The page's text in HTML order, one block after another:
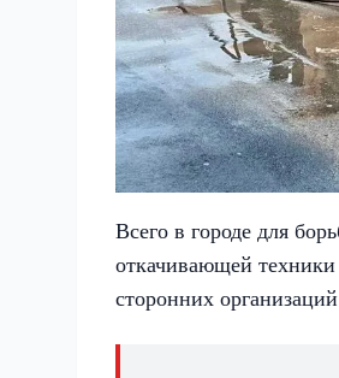
Всего в городе для
откачивающей
сторонних